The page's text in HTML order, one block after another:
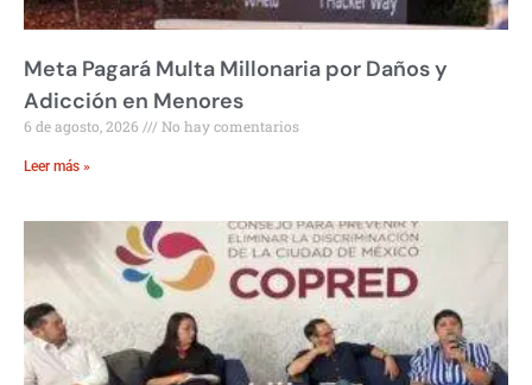
Meta Pagará Multa Millonaria por Daños y
Adicción en Menores
6 de agosto, 2026 No hay comentarios
Leer más »